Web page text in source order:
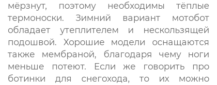
мёрзнут, поэтому необходимы тёплые
термоноски. Зимний вариант мотобот
обладает утеплителем и нескользящей
подошвой. Хорошие модели оснащаются
также мембраной, благодаря чему ноги
меньше потеют. Если же говорить про
ботинки для снегохода, то их можно